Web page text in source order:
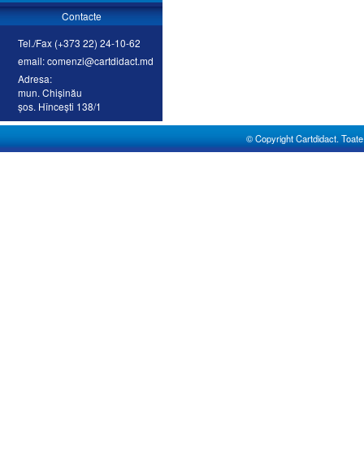
Contacte
Tel./Fax (+373 22) 24-10-62
email: comenzi@cartdidact.md
Adresa:
mun. Chişinău
şos. Hînceşti 138/1
© Copyright Cartdidact.